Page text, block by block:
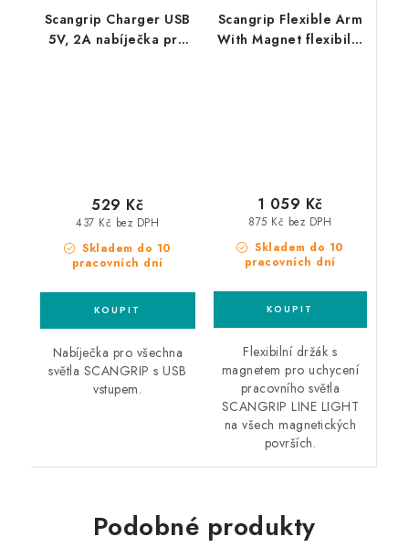
Scangrip Charger USB
5V, 2A nabíječka pro
Skladem do 10
pracovních dní
437 Kč bez DPH
529 Kč
Nabíječka pro všechna
světla SCANGRIP s USB
vstupem.
Scangrip Flexible Arm
With Magnet flexibilní
Skladem do 10
pracovních dní
875 Kč bez DPH
1 059 Kč
Flexibilní držák s
magnetem pro uchycení
pracovního světla
SCANGRIP LINE LIGHT
na všech magnetických
površích.
Podobné produkty